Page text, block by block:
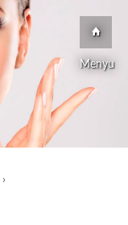
Menyu
›